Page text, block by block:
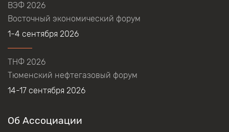
ВЭФ 2026
Восточный экономический форум
1-4 сентября 2026
ТНФ 2026
Тюменский нефтегазовый форум
14-17 сентября 2026
Об Ассоциации